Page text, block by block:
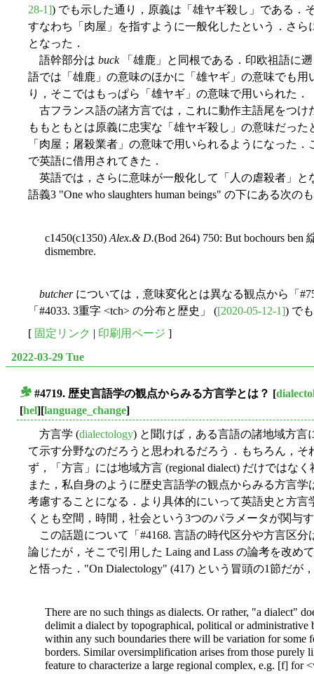
28-1]) でも示した通り，原義は「雄ヤギ殺し」である．
すなわち「肉屋」を指すように一般化したという．さ
となった．
語幹部分は buck「雄鹿」と同根である．印欧祖語に
語では「雄鹿」の意味のほかに「雄ヤギ」の意味でも
り，そこではもっぱら「雄ヤギ」の意味で用いられた．
古フランス語の諸方言では，これに動作主語尾をつけ
ももともとは原義に忠実な「雄ヤギ殺し」の意味だっ
「肉屋；屠殺業者」の意味で用いられるようになった
で英語に借用されてきた．
英語では，さらに意味が一般化して「人の虐殺者」と
語義3 "One who slaughters human beings" の下にある次の
c1450(c1350) Alex.& D.(Bod 264) 750: But bochours ben
dismembre.
butcherについては，意味変化とは異なる観点から「
「#4033. 3重字 <tch> の分布と歴史」 ([2020-05-12-1]) で
[ 固定リンク | 印刷用ページ ]
2022-03-29 Tue
#4719. 歴史言語学の観点からみる方言学とは？ [
[hel][language_change]
方言学 (dialectology) と聞けば，ある言語の諸地域方
て示す分野なのだろうと思われるだろう．もちろん，
ず，「方言」には地域方言 (regional dialect) だけではな
また，私自身のように歴史言語学の観点からみる方言
考慮することになる．より具体的にいって英語史と方
くとも空間，時間，社会という3つのパラメータが関与
この話題について「#4168. 言語の時代区分や方言区分
論じたが，そこで引用した Laing and Lass の論考を改
と悟った．"On Dialectology" (417) という冒頭の1節だが
There are no such things as dialects. Or rather, "a dialect"
delimit a dialect by topographical, political or administrative
within any such boundaries there will be variation for some
borders. Similar oversimplification arises from those purely
feature to characterize a large regional complex, e.g. [f] for